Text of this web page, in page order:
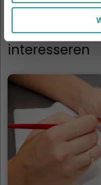
Cursussen
interesseren